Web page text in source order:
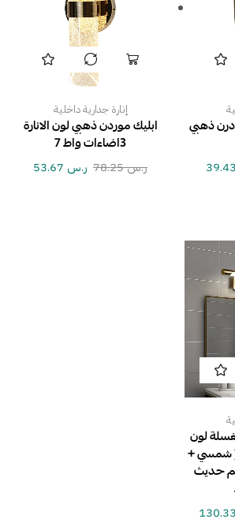
ذهبي
إنارة جدارية داخلية
ابليك موردن ذهبي لون الانارة
3اضاءات واط 7
ر.س78.25 ر.س
لون
( شمسي +
حديث